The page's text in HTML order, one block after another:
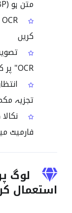
متن ہو (JPG، PNG، TIFF، BMP، GIF، WEBP)
کریں
OCR" پر کلک کریں
تجزیہ
فارمیٹ
استعمال